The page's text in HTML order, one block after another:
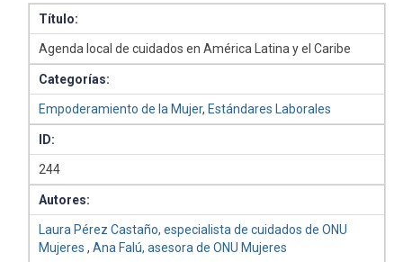
Título:
Agenda local de cuidados en América Latina y el Caribe
Categorías:
Empoderamiento de la Mujer, Estándares Laborales
ID:
244
Autores:
Laura Pérez Castaño, especialista de cuidados de ONU
Mujeres ,Ana Falú, asesora de ONU Mujeres